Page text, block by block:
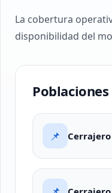
La cobertura
disponibilidad del
📌 Cerrajero